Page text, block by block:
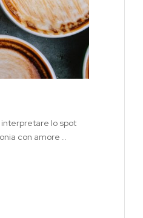
lo spot
con amore ..